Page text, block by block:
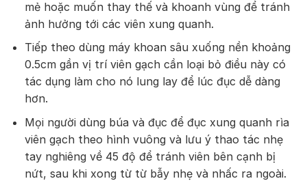
mẻ hoặc muốn thay thế và khoanh vùng để tránh
ảnh hưởng tới các viên xung quanh.
Tiếp theo dùng máy khoan sâu xuống nền khoảng
0.5cm gần vị trí viên gạch cần loại bỏ điều này có
tác dụng làm cho nó lung lay để lúc đục dễ dàng
hơn.
Mọi người dùng búa và đục để đục xung quanh rìa
viên gạch theo hình vuông và lưu ý thao tác nhẹ
tay nghiêng về 45 độ để tránh viên bên cạnh bị
nứt, sau khi xong từ từ bẫy nhẹ và nhấc ra ngoài.